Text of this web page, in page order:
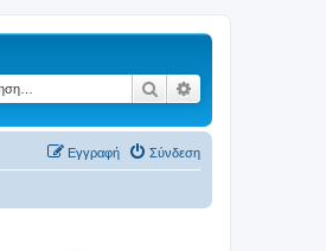
Αναζήτηση
Σύνδεση
Εγγραφή